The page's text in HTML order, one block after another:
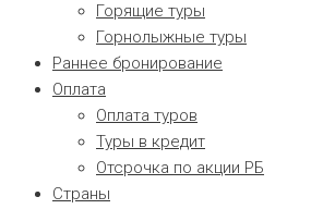
Горящие туры
Горнолыжные туры
Раннее бронирование
Оплата
Оплата туров
Туры в кредит
Отсрочка по акции РБ
Страны